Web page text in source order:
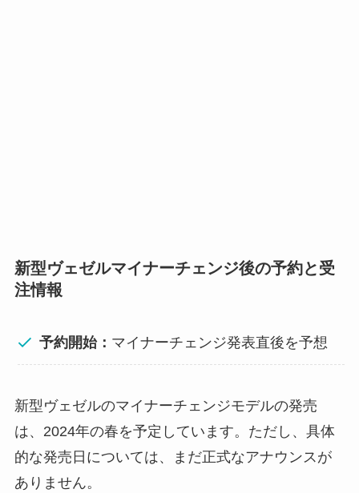
新型ヴェゼルマイナーチェンジ後の予約と受
注情報
予約開始： マイナーチェンジ発表直後を予想
新型ヴェゼルのマイナーチェンジモデルの発売
は、2024年の春を予定しています。ただし、具体
的な発売日については、まだ正式なアナウンスが
ありません。